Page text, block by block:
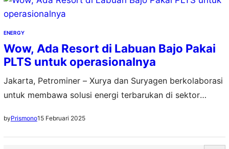
ENERGY
Wow, Ada Resort di Labuan Bajo Pakai
PLTS untuk operasionalnya
Jakarta, Petrominer – Xurya dan Suryagen berkolaborasi
untuk membawa solusi energi terbarukan di sektor
terbarukan ini akan memasang Pembangkit Listrik
Tenaga Surya (PLTS) di Sudamala Resort Seraya yang
byPrismono15 Februari 2025